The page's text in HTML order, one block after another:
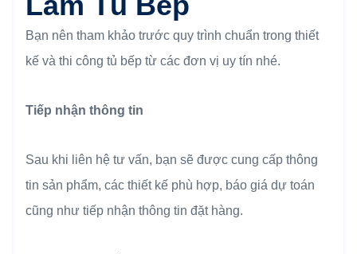
Bạn nên tham khảo trước quy trình chuẩn trong thiết
kế và thi công tủ bếp từ các đơn vị uy tín nhé.
Tiếp nhận thông tin
Sau khi liên hệ tư vấn, bạn sẽ được cung cấp thông
tin sản phẩm, các thiết kế phù hợp, báo giá dự toán
cũng như tiếp nhận thông tin đặt hàng.